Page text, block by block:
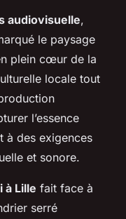
audiovisuelle,
le paysage
plein cœur de la
locale tout
l’essence
à des exigences
et sonore.
à Lille fait face à
serré